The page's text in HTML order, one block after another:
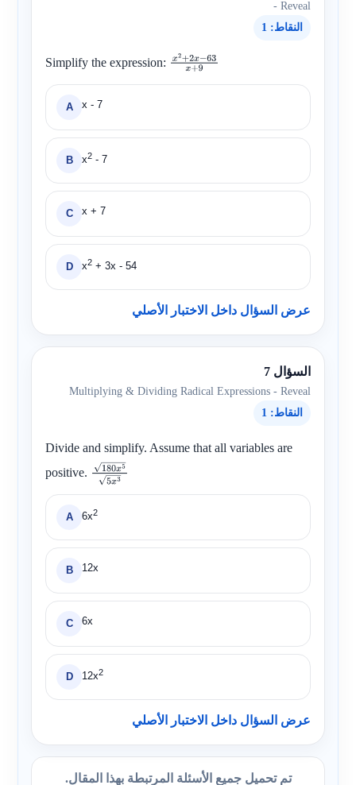
- Reveal
النقاط: 1
Simplify the expression: x2+2x−6
3x+9
A x - 7
B x2 - 7
C x + 7
D x2 + 3x - 54
عرض السؤال داخل الاختبار الأصلي
السؤال 7
Multiplying & Dividing Radical Expressions - Reveal
النقاط: 1
Divide and simplify. Assume that all variables are
positive. 180x5
5x3
A 6x2
B 12x
C 6x
D 12x2
عرض السؤال داخل الاختبار الأصلي
تم تحميل جميع الأسئلة المرتبطة بهذا المقال.